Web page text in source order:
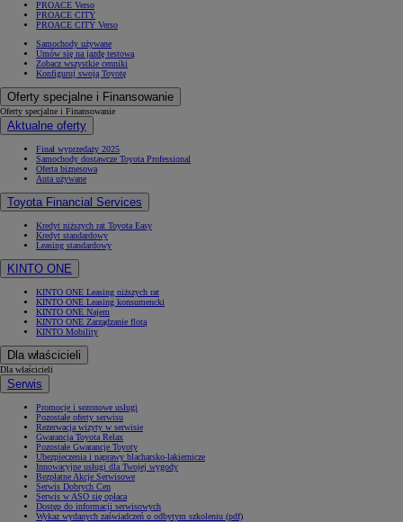
PROACE Verso
PROACE CITY
PROACE CITY Verso
Samochody używane
Umów się na jazdę testową
Zobacz wszystkie cenniki
Konfiguruj swoją Toyotę
Oferty specjalne i Finansowanie
Oferty specjalne i Finansowanie
Aktualne oferty
Finał wyprzedaży 2025
Samochody dostawcze Toyota Professional
Oferta biznesowa
Auta używane
Toyota Financial Services
Kredyt niższych rat Toyota Easy
Kredyt standardowy
Leasing standardowy
KINTO ONE
KINTO ONE Leasing niższych rat
KINTO ONE Leasing konsumencki
KINTO ONE Najem
KINTO ONE Zarządzanie flotą
KINTO Mobility
Dla właścicieli
Dla właścicieli
Serwis
Promocje i sezonowe usługi
Pozostałe oferty serwisu
Rezerwacja wizyty w serwisie
Gwarancja Toyota Relax
Pozostałe Gwarancje Toyoty
Ubezpieczenia i naprawy blacharsko-lakiernicze
Innowacyjne usługi dla Twojej wygody
Bezpłatne Akcje Serwisowe
Serwis Dobrych Cen
Serwis w ASO się opłaca
Dostęp do informacji serwisowych
Wykaz wydanych zaświadczeń o odbytym szkoleniu (pdf)